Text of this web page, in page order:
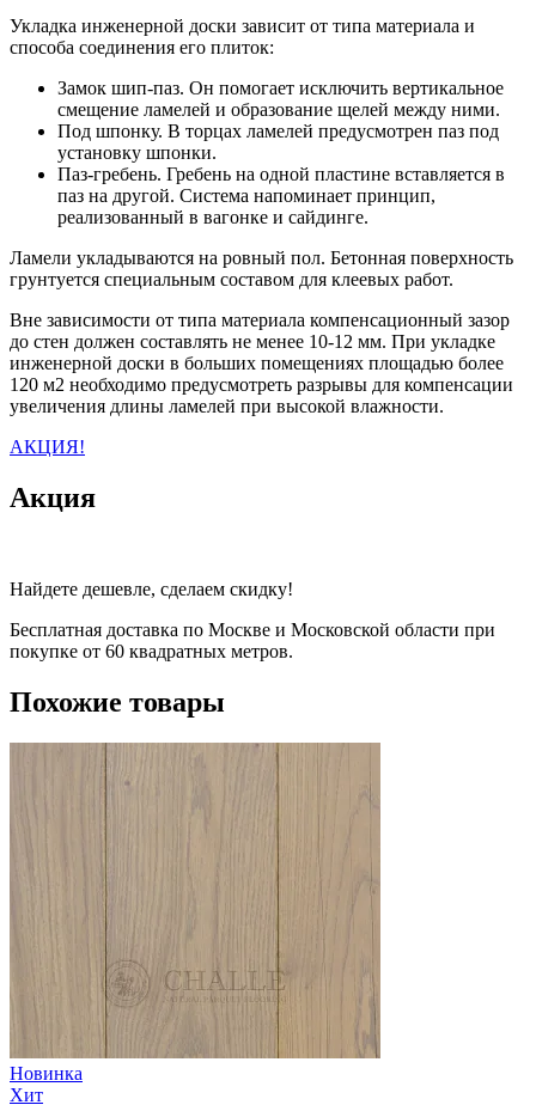
Укладка инженерной доски зависит от типа материала и
способа соединения его плиток:
Замок шип-паз. Он помогает исключить вертикальное
смещение ламелей и образование щелей между ними.
Под шпонку. В торцах ламелей предусмотрен паз под
установку шпонки.
Паз-гребень. Гребень на одной пластине вставляется в
паз на другой. Система напоминает принцип,
реализованный в вагонке и сайдинге.
Ламели укладываются на ровный пол. Бетонная поверхность
грунтуется специальным составом для клеевых работ.
Вне зависимости от типа материала компенсационный зазор
до стен должен составлять не менее 10-12 мм. При укладке
инженерной доски в больших помещениях площадью более
120 м2 необходимо предусмотреть разрывы для компенсации
увеличения длины ламелей при высокой влажности.
АКЦИЯ!
Акция
Найдете дешевле, сделаем скидку!
Бесплатная доставка по Москве и Московской области при
покупке от 60 квадратных метров.
Похожие товары
Новинка
Хит